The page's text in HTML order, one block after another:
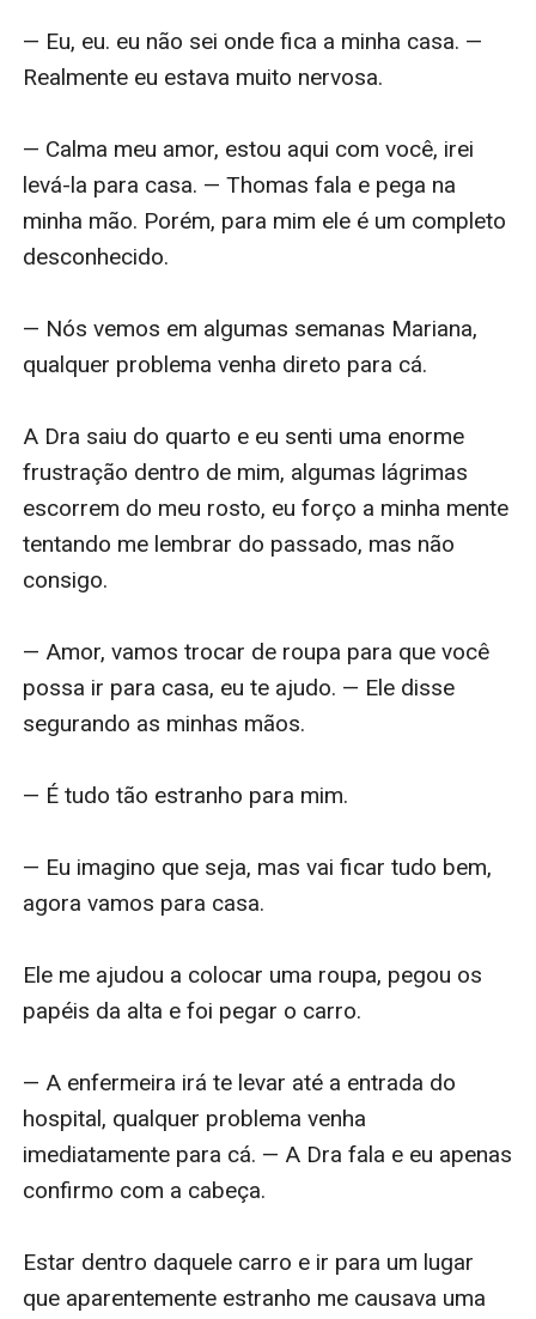
— Eu, eu. eu não sei onde fica a minha casa. —
Realmente eu estava muito nervosa.
— Calma meu amor, estou aqui com você, irei
levá-la para casa. — Thomas fala e pega na
minha mão. Porém, para mim ele é um completo
desconhecido.
— Nós vemos em algumas semanas Mariana,
qualquer problema venha direto para cá.
A Dra saiu do quarto e eu senti uma enorme
frustração dentro de mim, algumas lágrimas
escorrem do meu rosto, eu forço a minha mente
tentando me lembrar do passado, mas não
consigo.
— Amor, vamos trocar de roupa para que você
possa ir para casa, eu te ajudo. — Ele disse
segurando as minhas mãos.
— É tudo tão estranho para mim.
— Eu imagino que seja, mas vai ficar tudo bem,
agora vamos para casa.
Ele me ajudou a colocar uma roupa, pegou os
papéis da alta e foi pegar o carro.
— A enfermeira irá te levar até a entrada do
hospital, qualquer problema venha
imediatamente para cá. — A Dra fala e eu apenas
confirmo com a cabeça.
Estar dentro daquele carro e ir para um lugar
que aparentemente estranho me causava uma